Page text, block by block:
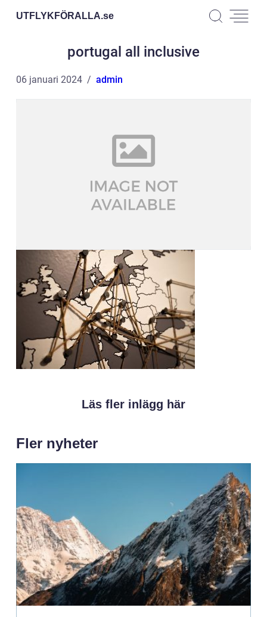
UTFLYKFÖRALLA.se
portugal all inclusive
06 januari 2024 admin
Läs fler inlägg här
Fler nyheter